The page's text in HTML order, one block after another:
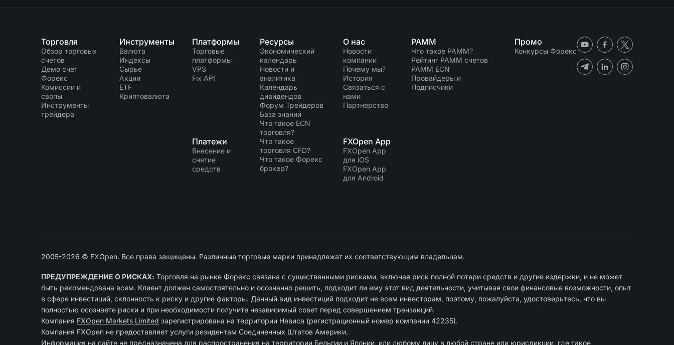
Торговля
Обзор торговых
счетов
Демо счет
Форекс
Комиссии и
свопы
Инструменты
трейдера
Инструменты
Валюта
Индексы
Сырье
Акции
ETF
Криптовалюта
Платформы
Торговые
платформы
VPS
Fix API
Платежи
Внесение и
снятие
средств
Ресурсы
Экономический
календарь
Новости и
аналитика
Календарь
дивидендов
Форум Трейдеров
База знаний
Что такое ECN
торговля?
Что такое
торговля CFD?
Что такое Форекс
брокер?
О нас
Новости
компании
Почему мы?
История
Связаться с
нами
Партнерство
FXOpen App
FXOpen App
для iOS
FXOpen App
для Android
PAMM
Что такое PAMM?
Рейтинг PAMM счетов
PAMM ECN
Провайдеры и
Подписчики
Промо
Конкурсы Форекс
2005-2026 © FXOpen. Все права защищены. Различные торговые марки принадлежат их соответствующим владельцам.
ПРЕДУПРЕЖДЕНИЕ О РИСКАХ: Торговля на рынке Форекс связана с существенными рисками, включая риск полной потери средств и другие издержки, и не может
быть рекомендована всем. Клиент должен самостоятельно и осознанно решить, подходит ли ему этот вид деятельности, учитывая свои финансовые возможности, опыт
в сфере инвестиций, склонность к риску и другие факторы. Данный вид инвестиций подходит не всем инвесторам, поэтому, пожалуйста, удостоверьтесь, что вы
полностью осознаете риски и при необходимости получите независимый совет перед совершением транзакций.
Компания FXOpen Markets Limited зарегиcтрирована на территории Невиса (регистрационный номер компании 42235).
Компания FXOpen не предоставляет услуги резидентам Соединенных Штатов Америки.
Информация на сайте не предназначена для распространения на территории Бельгии и Японии, или любому лицу в любой стране или юрисдикции, где такое